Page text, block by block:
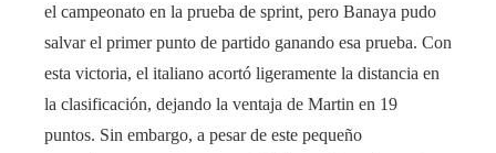
el campeonato en la prueba de sprint, pero Banaya pudo
salvar el primer punto de partido ganando esa prueba. Con
esta victoria, el italiano acortó ligeramente la distancia en
la clasificación, dejando la ventaja de Martin en 19
puntos. Sin embargo, a pesar de este pequeño